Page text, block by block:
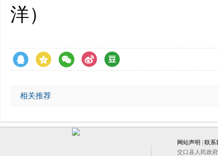
洋）
相关推荐
网站声明
联系
交口县人民政